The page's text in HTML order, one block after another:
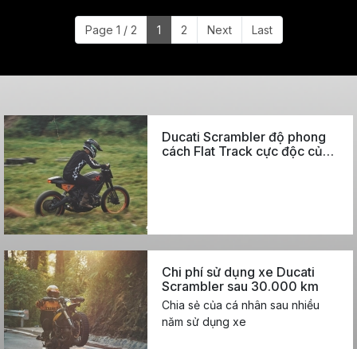
Page 1 / 2 1 2 Next Last
Ducati Scrambler độ phong
cách Flat Track cực độc của
Chi phí sử dụng xe Ducati
Scrambler sau 30.000 km
Chia sẻ của cá nhân sau nhiều
năm sử dụng xe